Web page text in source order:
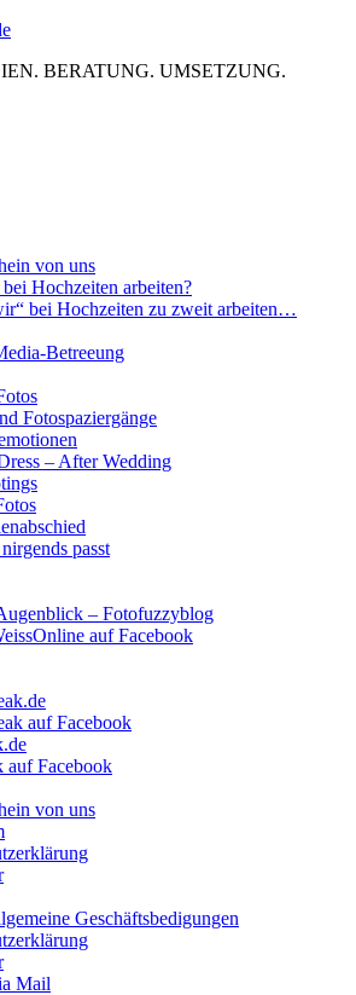
BERATUNG. UMSETZUNG.
von uns
Hochzeiten arbeiten?
bei Hochzeiten zu zweit arbeiten…
Betreeung
Fotospaziergänge
– After Wedding
passt
– Fotofuzzyblog
auf Facebook
auf Facebook
auf Facebook
von uns
Geschäftsbedigungen
Mail